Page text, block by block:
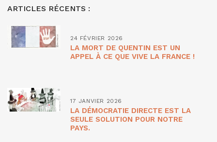
ARTICLES RÉCENTS :
24 FÉVRIER 2026
LA MORT DE QUENTIN EST UN
APPEL À CE QUE VIVE LA FRANCE !
17 JANVIER 2026
LA DÉMOCRATIE DIRECTE EST LA
SEULE SOLUTION POUR NOTRE
PAYS.